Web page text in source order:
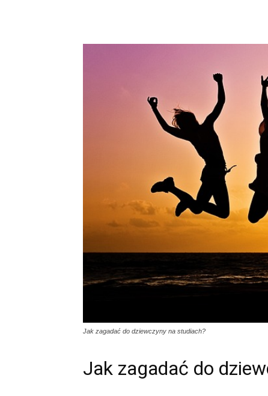
Jak zagadać do dziewczyny na studiach?
Jak zagadać do